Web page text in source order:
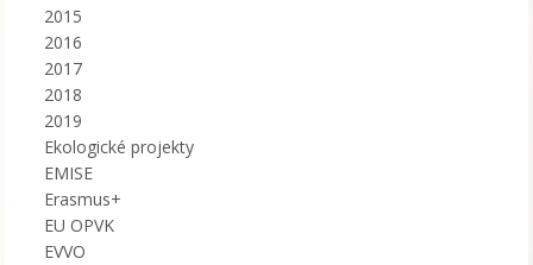
2015
2016
2017
2018
2019
Ekologické projekty
EMISE
Erasmus+
EU OPVK
EVVO